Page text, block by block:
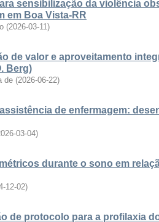
sensibilização da violência
em Boa Vista-RR
(2026-03-11)
de valor e aproveitamento
Berg)
de (2026-06-22)
de enfermagem:
03-04)
durante o sono em
12-02)
de protocolo para a profilaxia